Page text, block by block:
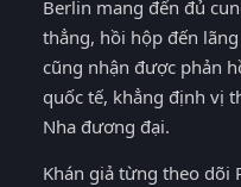
Berlin mang đến đủ
thẳng, hồi hộp đến
cũng nhận được phản
quốc tế, khẳng định vị
Nha đương đại.
Khán giả từng theo dõi